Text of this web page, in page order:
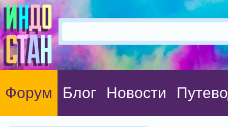
Форум Блог Новости